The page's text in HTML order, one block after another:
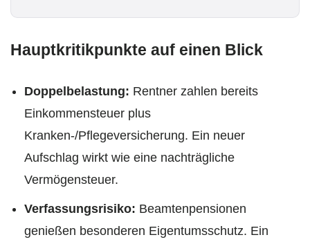
*
Hauptkritikpunkte auf einen Blick
Doppelbelastung: Rentner zahlen bereits
Einkommensteuer plus
Kranken‑/Pflegeversicherung. Ein neuer
Aufschlag wirkt wie eine nachträgliche
Vermögensteuer.
Verfassungsrisiko: Beamtenpensionen
genießen besonderen Eigentumsschutz. Ein